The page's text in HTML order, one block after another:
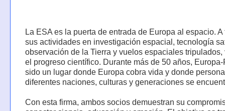
La ESA es la puerta de entrada de Europa al espacio. A
sus actividades en investigación espacial, tecnología
observación de la Tierra y vuelos espaciales
el progreso científico. Durante más de 50 años, Europa-
sido un lugar donde Europa cobra vida y donde
diferentes naciones, culturas y generaciones se
Con esta firma, ambos socios demuestran su